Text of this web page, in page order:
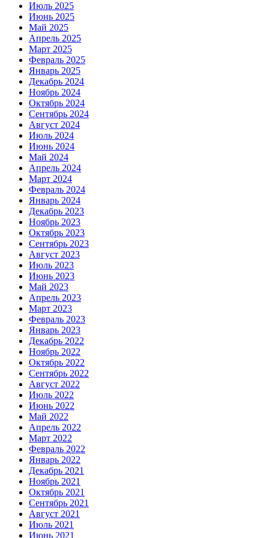
Июль 2025
Июнь 2025
Май 2025
Апрель 2025
Март 2025
Февраль 2025
Январь 2025
Декабрь 2024
Ноябрь 2024
Октябрь 2024
Сентябрь 2024
Август 2024
Июль 2024
Июнь 2024
Май 2024
Апрель 2024
Март 2024
Февраль 2024
Январь 2024
Декабрь 2023
Ноябрь 2023
Октябрь 2023
Сентябрь 2023
Август 2023
Июль 2023
Июнь 2023
Май 2023
Апрель 2023
Март 2023
Февраль 2023
Январь 2023
Декабрь 2022
Ноябрь 2022
Октябрь 2022
Сентябрь 2022
Август 2022
Июль 2022
Июнь 2022
Май 2022
Апрель 2022
Март 2022
Февраль 2022
Январь 2022
Декабрь 2021
Ноябрь 2021
Октябрь 2021
Сентябрь 2021
Август 2021
Июль 2021
Июнь 2021